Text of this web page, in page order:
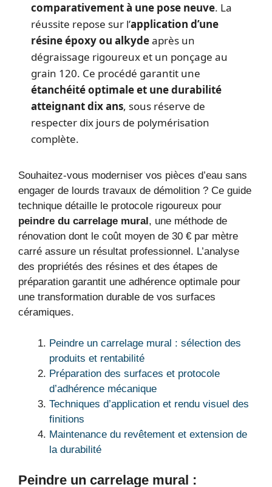
comparativement à une pose neuve. La
réussite repose sur l’application d’une
résine époxy ou alkydeaprès un
dégraissage rigoureux et un ponçage au
grain 120. Ce procédé garantit une
étanchéité optimale et une durabilité
atteignant dix ans, sous réserve de
respecter dix jours de polymérisation
complète.
Souhaitez-vous moderniser vos pièces d’eau sans
engager de lourds travaux de démolition ? Ce guide
technique détaille le protocole rigoureux pour
peindre du carrelage mural , une méthode de
rénovation dont le coût moyen de 30 € par mètre
carré assure un résultat professionnel. L’analyse
des propriétés des résines et des étapes de
préparation garantit une adhérence optimale pour
une transformation durable de vos surfaces
céramiques.
Peindre un carrelage mural : sélection des
produits et rentabilité
Préparation des surfaces et protocole
d’adhérence mécanique
Techniques d’application et rendu visuel des
finitions
Maintenance du revêtement et extension de
la durabilité
Peindre un carrelage mural :